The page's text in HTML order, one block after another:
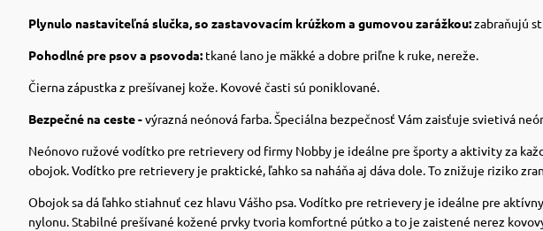
Plynulo nastaviteľná slučka, so zastavovacím krúžkom a gumovou zarážkou:zabraňujú
Pohodlné pre psov a psovoda: tkané lano je mäkké a dobre priľne k ruke, nereže.
Čierna zápustka z prešívanej kože. Kovové časti sú poniklované.
Bezpečné na ceste -výrazná neónová farba. Špeciálna bezpečnosť Vám zaisťuje svietivá
Neónovo ružové vodítko pre retrievery od firmy Nobby je ideálne pre športy a aktivity za
obojok. Vodítko pre retrievery je praktické, ľahko sa naháňa aj dáva dole. To znižuje riziko
Obojok sa dá ľahko stiahnuť cez hlavu Vášho psa. Vodítko pre retrievery je ideálne pre
nylonu. Stabilné prešívané kožené prvky tvoria komfortné pútko a to je zaistené nerez